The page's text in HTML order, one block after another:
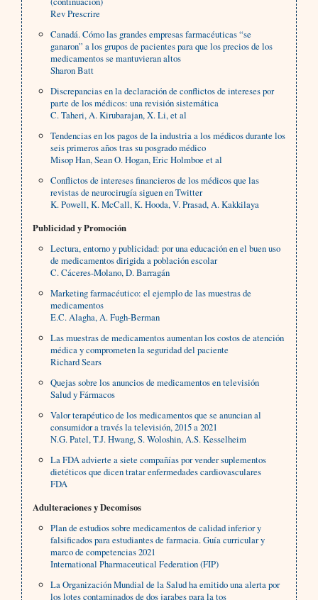
Rev Prescrire
Canadá. Cómo las grandes empresas farmacéuticas “se
ganaron” a los grupos de pacientes para que los precios de los
medicamentos se mantuvieran altos
Sharon Batt
Discrepancias en la declaración de conflictos de intereses por
parte de los médicos: una revisión sistemática
C. Taheri, A. Kirubarajan, X. Li, et al
Tendencias en los pagos de la industria a los médicos durante los
seis primeros años tras su posgrado médico
Misop Han, Sean O. Hogan, Eric Holmboe et al
Conflictos de intereses financieros de los médicos que las
revistas de neurocirugía siguen en Twitter
K. Powell, K. McCall, K. Hooda, V. Prasad, A. Kakkilaya
Publicidad y Promoción
Lectura, entorno y publicidad: por una educación en el buen uso
de medicamentos dirigida a población escolar
C. Cáceres-Molano, D. Barragán
Marketing farmacéutico: el ejemplo de las muestras de
medicamentos
E.C. Alagha, A. Fugh-Berman
Las muestras de medicamentos aumentan los costos de atención
médica y comprometen la seguridad del paciente
Richard Sears
Quejas sobre los anuncios de medicamentos en televisión
Salud y Fármacos
Valor terapéutico de los medicamentos que se anuncian al
consumidor a través la televisión, 2015 a 2021
N.G. Patel, T.J. Hwang, S. Woloshin, A.S. Kesselheim
La FDA advierte a siete compañías por vender suplementos
dietéticos que dicen tratar enfermedades cardiovasculares
FDA
Adulteraciones y Decomisos
Plan de estudios sobre medicamentos de calidad inferior y
falsificados para estudiantes de farmacia. Guía curricular y
marco de competencias 2021
International Pharmaceutical Federation (FIP)
La Organización Mundial de la Salud ha emitido una alerta por
los lotes contaminados de dos jarabes para la tos